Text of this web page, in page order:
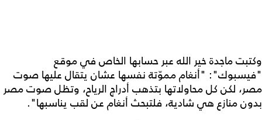
وكتبت ماجدة خير الله عبر حسابها الخاص في موقع
"فيسبوك": "أنغام مموّتة نفسها عشان يتقال عليها صوت
مصر، لكن كل محاولاتها بتذهب أدراج الرياح، وتظل صوت مصر
بدون منازع هي شادية، فلتبحث أنغام عن لقب يناسبها".